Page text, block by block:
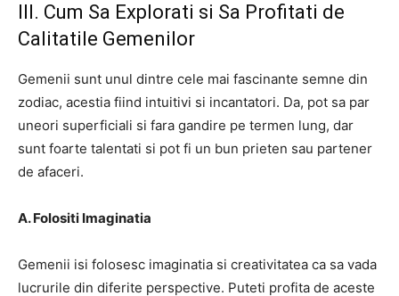
III. Cum Sa Explorati si Sa Profitati de
Calitatile Gemenilor
Gemenii sunt unul dintre cele mai fascinante semne din
zodiac, acestia fiind intuitivi si incantatori. Da, pot sa par
uneori superficiali si fara gandire pe termen lung, dar
sunt foarte talentati si pot fi un bun prieten sau partener
de afaceri.
A. Folositi Imaginatia
Gemenii isi folosesc imaginatia si creativitatea ca sa vada
lucrurile din diferite perspective. Puteti profita de aceste